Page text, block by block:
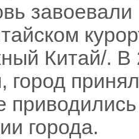
Китай/. В
город
города.